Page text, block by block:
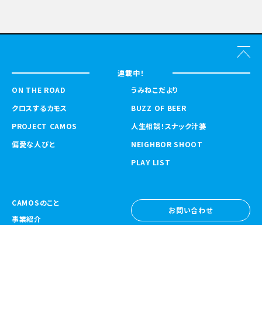
連載中！
ON THE ROAD
クロスするカモス
PROJECT CAMOS
偏愛な人びと
うみねこだより
BUZZ OF BEER
人生相談！スナック汁婆
NEIGHBOR SHOOT
PLAY LIST
CAMOSのこと
事業紹介
お問い合わせ